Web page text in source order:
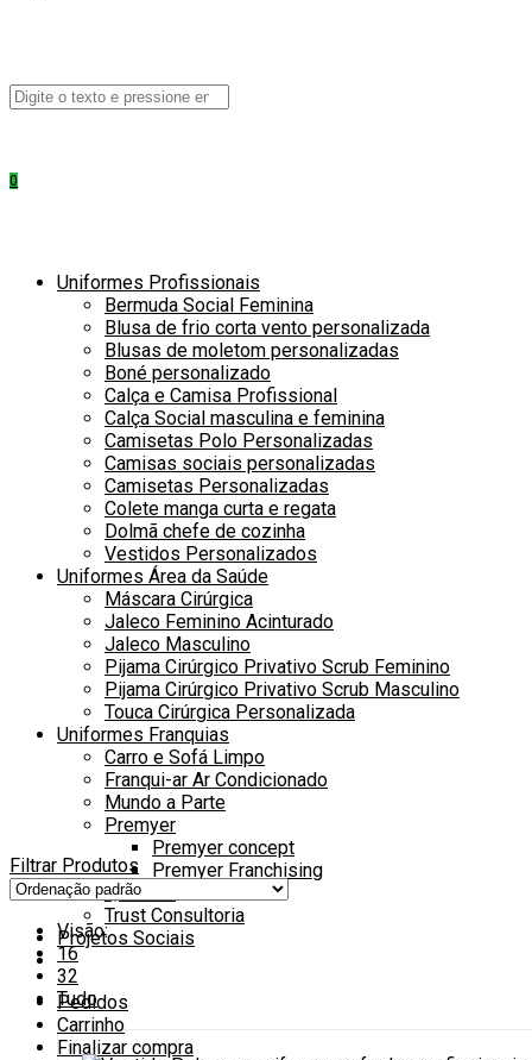
DO
SITE
Pesquisar
neste
0
Uniformes Profissionais
Bermuda Social Feminina
Blusa de frio corta vento personalizada
Blusas de moletom personalizadas
Boné personalizado
Calça e Camisa Profissional
Calça Social masculina e feminina
Camisetas Polo Personalizadas
Camisas sociais personalizadas
Camisetas Personalizadas
Colete manga curta e regata
Dolmã chefe de cozinha
Vestidos Personalizados
Uniformes Área da Saúde
Máscara Cirúrgica
Jaleco Feminino Acinturado
Jaleco Masculino
Pijama Cirúrgico Privativo Scrub Feminino
Pijama Cirúrgico Privativo Scrub Masculino
Touca Cirúrgica Personalizada
Uniformes Franquias
Carro e Sofá Limpo
Franqui-ar Ar Condicionado
Mundo a Parte
Premyer
Premyer concept
Premyer Franchising
QÓculos
Trust Consultoria
Projetos Sociais
Alternar
pesquisa
do
site
Pedidos
Carrinho
Finalizar compra
Filtrar Produtos
Visão:
16
32
Tudo